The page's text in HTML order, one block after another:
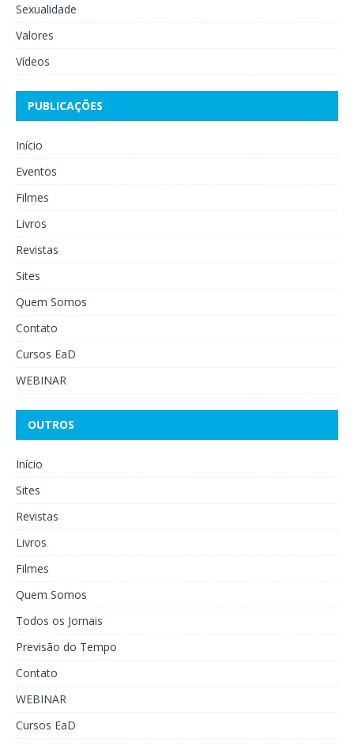
Sexualidade
Valores
Vídeos
PUBLICAÇÕES
Início
Eventos
Filmes
Livros
Revistas
Sites
Quem Somos
Contato
Cursos EaD
WEBINAR
OUTROS
Início
Sites
Revistas
Livros
Filmes
Quem Somos
Todos os Jornais
Previsão do Tempo
Contato
WEBINAR
Cursos EaD